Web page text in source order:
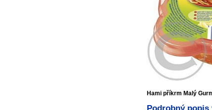
Hami příkrm Malý